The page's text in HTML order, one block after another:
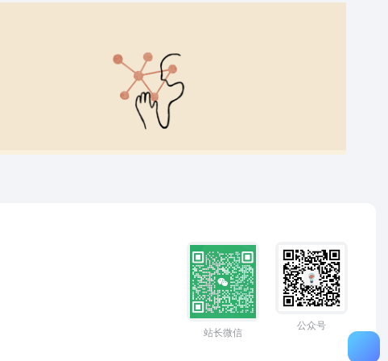
站长微信
公众号